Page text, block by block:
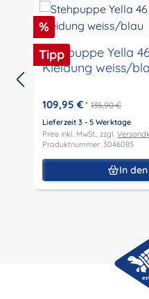
Rabatt
%
Tipp
Stehpuppe Yella
Kleidung weiss/
109,95 € * 135,90 €
Lieferzeit 3 - 5 Werktage
Preis inkl. MwSt., zzgl.
Produktnummer: 3046085
In